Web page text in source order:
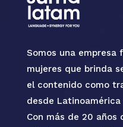
Somos una empresa
mujeres que brinda
el contenido como
desde
Con más de 20 años